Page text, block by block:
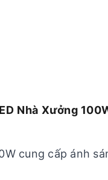
Nhà Xưởng
cung cấp ánh